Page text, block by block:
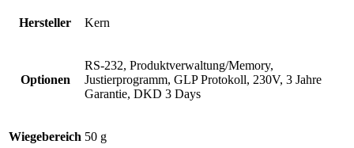
Hersteller Kern
Optionen
RS-232, Produktverwaltung/Memory,
Justierprogramm, GLP Protokoll, 230V, 3 Jahre
Garantie, DKD 3 Days
Wiegebereich 50 g